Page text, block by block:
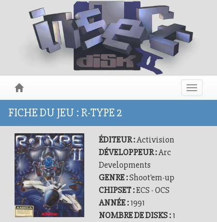
Toggle
FICHE DU JEU : R-TYPE 2
ÉDITEUR :Activision
DÉVELOPPEUR :Arc
Developments
GENRE :Shoot'em-up
CHIPSET :ECS - OCS
ANNÉE :1991
NOMBRE DE DISKS :1